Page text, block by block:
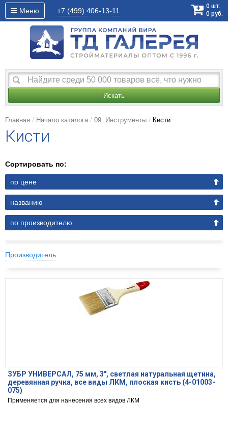
Меню +7 (499) 406-13-11
0 шт.
0 руб.
Искать
Главная Начало каталога 09. Инструменты Кисти
Кисти
Сортировать по:
по цене
названию
по производителю
Производитель
ЗУБР УНИВЕРСАЛ, 75 мм, 3″, светлая натуральная щетина,
деревянная ручка, все виды ЛКМ, плоская кисть (4-01003-
075)
Применяется для нанесения всех видов ЛКМ